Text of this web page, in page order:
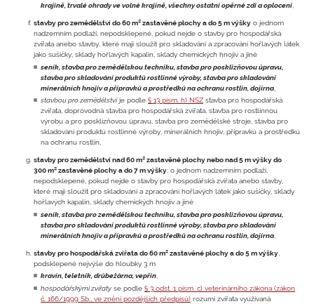
krajině, trvalé ohrady ve volné krajině, všechny ostatní opěrné zdi a oplocení
stavby pro zemědělství do 60 m² zastavěné plochy a do 5 m výšky o jednom
nadzemním podlaží, nepodsklepené, pokud nejde o stavby pro hospodářská
zvířata anebo stavby, které mají sloužit pro skladování a zpracování hořlavých látek
jako sušičky, sklady hořlavých kapalin, sklady chemických hnojiv a jiné
seník, stavba pro zemědělskou techniku, stavba pro posklizňovou úpravu,
stavba pro skladování produktů rostlinné výroby, stavba pro skladování
minerálních hnojiv a přípravků a prostředků na ochranu rostlin, dojírna
stavbou pro zemědělstvíje podle § 13 písm. h) NSZ stavba pro hospodářská
zvířata, doprovodná stavba pro hospodářská zvířata, stavba pro rostlinnou
výrobu a pro posklizňovou úpravu, stavba pro zemědělské stroje, stavba pro
skladování produktů rostlinné výroby, minerálních hnojiv, přípravků a prostředků
na ochranu rostlin,
stavby pro zemědělství nad 60 m² zastavěné plochy nebo nad 5 m výšky do
300 m² zastavěné plochy a do 7 m výšky , o jednom nadzemním podlaží,
nepodsklepené, pokud nejde o stavby pro hospodářská zvířata anebo stavby,
které mají sloužit pro skladování a zpracování hořlavých látek jako sušičky, sklady
hořlavých kapalin, sklady chemických hnojiv a jiné
seník, stavba pro zemědělskou techniku, stavba pro posklizňovou úpravu,
stavba pro skladování produktů rostlinné výroby, stavba pro skladování
minerálních hnojiv a přípravků a prostředků na ochranu rostlin, dojírna
stavby pro hospodářská zvířata do 60 m² zastavěné plochy a do 5 m výšky
podsklepené nejvýše do hloubky 3 m
kravín, teletník, drůbežárna, vepřín
hospodářskými zvířaty se podle § 3 odst. 1 písm. c) veterinárního zákona (zákon
č. 166/1999 Sb., ve znění pozdějších předpisů) rozumí zvířata využívaná